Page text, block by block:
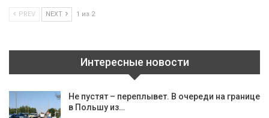
PREV NEXT 1 из 2
Интересные новости
Не пустят – переплывет. В очереди на границе
в Польшу из…